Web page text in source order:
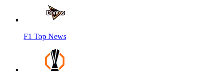
F1 Top News